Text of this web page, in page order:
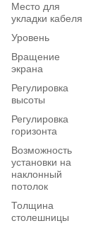
Место для
укладки кабеля
Уровень
Вращение
экрана
Регулировка
высоты
Регулировка
горизонта
Возможность
установки на
наклонный
потолок
Толщина
столешницы